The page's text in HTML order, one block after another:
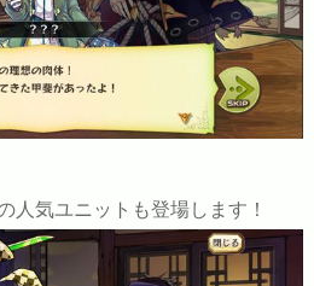
人気ユニットも登場します！